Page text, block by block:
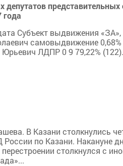
представительных
года
Субъект выдвижения
самовыдвижение
ЛДПР 0 9 79,22%
В Казани столкнулись
по Казани. Накануне
столкнулся с